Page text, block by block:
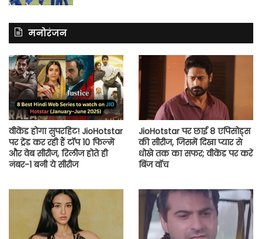
मनोरंजन
वीकेंड होगा सुपरहिट! JioHotstar
पर ट्रेंड कर रही हैं टॉप 10 फिल्में
और वेब सीरीज, रिलीज होते ही
नंबर-1 बनी ये सीरीज
JioHotstar पर छाई 8 एपिसोड्स
की सीरीज, जिसमें दिखा प्यार से
धोखे तक का सफर; वीकेंड पर करें
बिंज वॉच